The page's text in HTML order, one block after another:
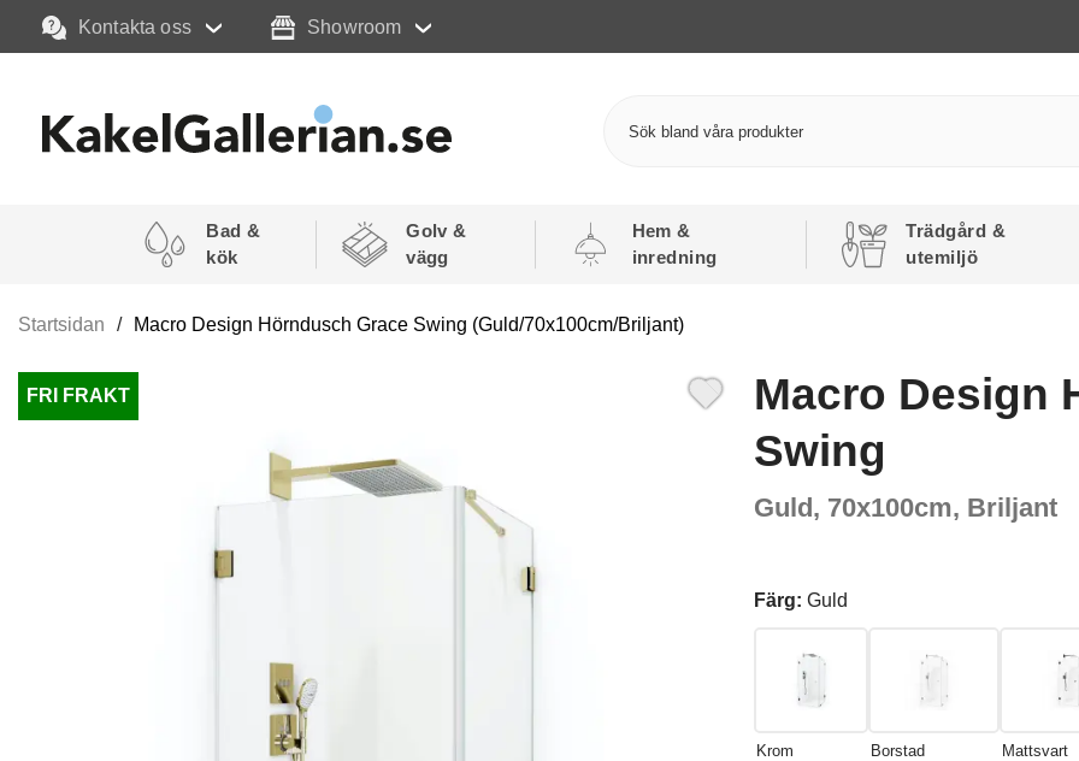
Kontakta oss Showroom
Bad &
kök
Golv &
vägg
Hem &
inredning
Trädgård &
utemiljö
Startsidan Macro Design Hörndusch Grace Swing (Guld/70x100cm/Briljant)
FRI FRAKT
Macro Design
Swing
Guld, 70x100cm, Briljant
Färg: Guld
Krom Borstad Mattsvart